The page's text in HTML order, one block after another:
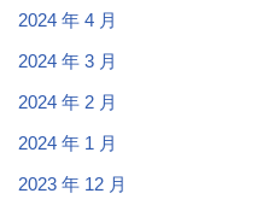
2024 年 4 月
2024 年 3 月
2024 年 2 月
2024 年 1 月
2023 年 12 月